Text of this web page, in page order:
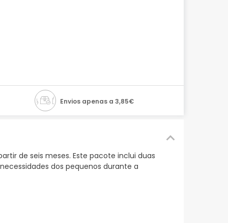
Envios apenas a 3,85€
de seis meses. Este pacote inclui duas
dos pequenos durante a